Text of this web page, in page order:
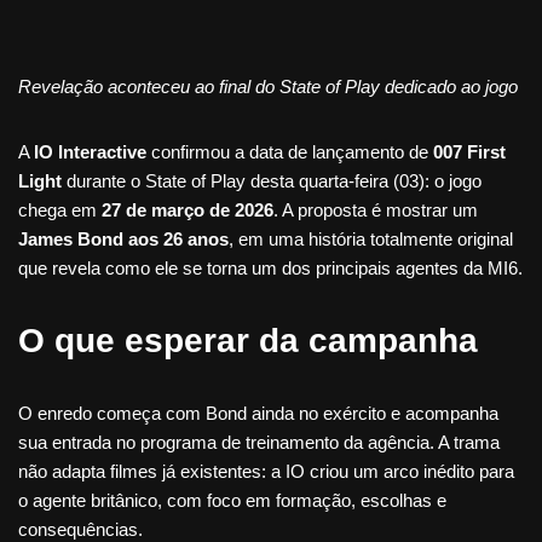
Revelação aconteceu ao final do State of Play dedicado ao jogo
A IO Interactive confirmou a data de lançamento de 007 First
Light durante o State of Play desta quarta-feira (03): o jogo
chega em 27 de março de 2026. A proposta é mostrar um
James Bond aos 26 anos, em uma história totalmente original
que revela como ele se torna um dos principais agentes da MI6.
O que esperar da campanha
O enredo começa com Bond ainda no exército e acompanha
sua entrada no programa de treinamento da agência. A trama
não adapta filmes já existentes: a IO criou um arco inédito para
o agente britânico, com foco em formação, escolhas e
consequências.